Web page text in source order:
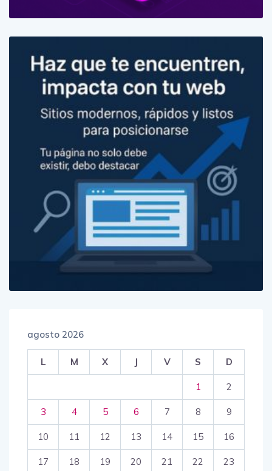
agosto 2026
L M X J V S D
1 2
3 4 5 6 7 8 9
10 11 12 13 14 15 16
17 18 19 20 21 22 23